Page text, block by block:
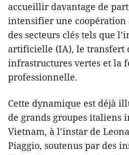
accueillir davantage de
intensifier une coopération
des secteurs clés tels que
artificielle (IA), le transfert
infrastructures vertes et la
professionnelle.
Cette dynamique est déjà
de grands groupes italiens
Vietnam, à l’instar de
Piaggio, soutenus par des